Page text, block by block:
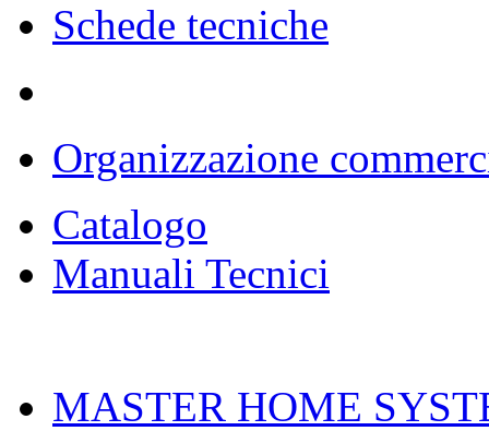
Schede tecniche
Organizzazione
Catalogo
Manuali Tecnici
MASTER HOME